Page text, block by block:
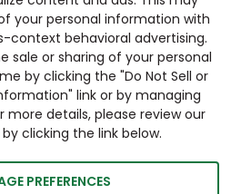
your personal information with
context behavioral advertising.
sale or sharing of your personal
by clicking the "Do Not Sell or
link or by managing
more details, please review our
clicking the link below.
PREFERENCES